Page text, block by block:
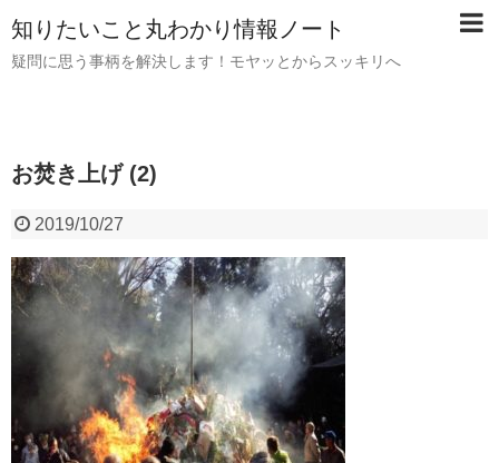
知りたいこと丸わかり情報ノート
疑問に思う事柄を解決します！モヤッとからスッキリへ
お焚き上げ (2)
2019/10/27